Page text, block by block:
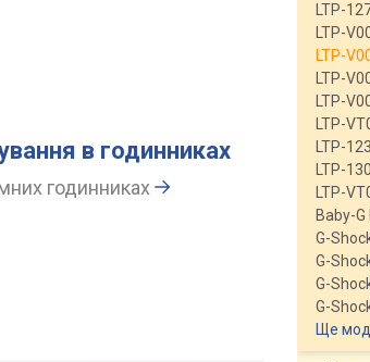
в годинниках
годинниках
LTP-
LTP-
LTP-
LTP-
LTP-
LTP-
LTP-
LTP-
LTP-
Baby-
G-
G-
G-
G-
Ще